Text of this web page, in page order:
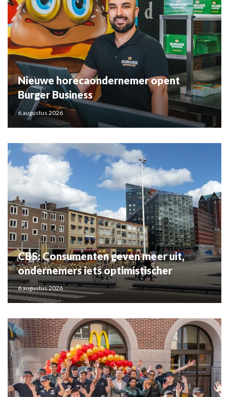
Nieuwe horecaondernemer opent
Burger Business
6 augustus 2026
CBS: Consumenten geven meer uit,
ondernemers iets optimistischer
6 augustus 2026